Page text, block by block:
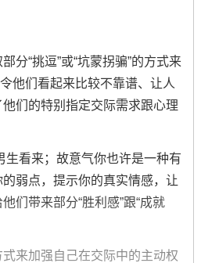
分“挑逗”或“坑蒙拐骗”的方式来
他们看起来比较不靠谱、让人
们的特别指定交际需求跟心理
生看来；故意气你也许是一种有
弱点，提示你的真实情感，让
们带来部分“胜利感”跟“成就
来加强自己在交际中的主动权